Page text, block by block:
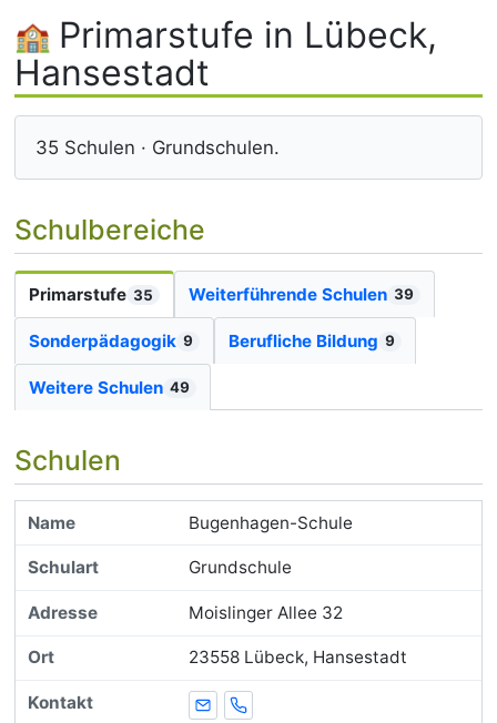
Primarstufe in Lübeck,
Hansestadt
35 Schulen · Grundschulen.
Schulbereiche
Primarstufe 35 Weiterführende Schulen 39
Sonderpädagogik 9 Berufliche Bildung 9
Weitere Schulen 49
Schulen
Bugenhagen-Schule
Grundschule
Moislinger Allee 32
23558 Lübeck, Hansestadt
E-MailTelefon